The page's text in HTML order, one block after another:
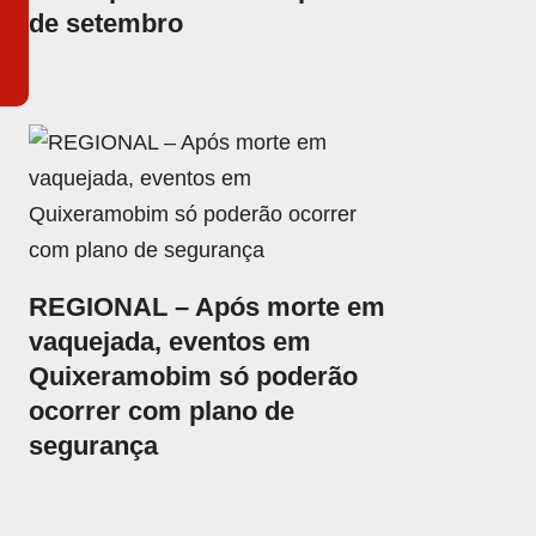
de setembro
REGIONAL – Após morte em
vaquejada, eventos em
Quixeramobim só poderão
ocorrer com plano de
segurança